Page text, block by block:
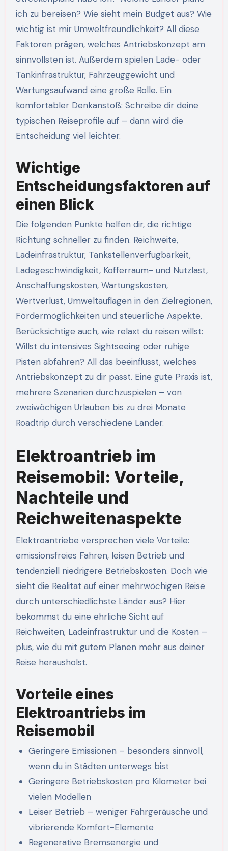
ich zu bereisen? Wie sieht mein Budget aus? Wie
wichtig ist mir Umweltfreundlichkeit? All diese
Faktoren prägen, welches Antriebskonzept am
sinnvollsten ist. Außerdem spielen Lade- oder
Tankinfrastruktur, Fahrzeuggewicht und
Wartungsaufwand eine große Rolle. Ein
komfortabler Denkanstoß: Schreibe dir deine
typischen Reiseprofile auf – dann wird die
Entscheidung viel leichter.
Wichtige
Entscheidungsfaktoren auf
einen Blick
Die folgenden Punkte helfen dir, die richtige
Richtung schneller zu finden. Reichweite,
Ladeinfrastruktur, Tankstellenverfügbarkeit,
Ladegeschwindigkeit, Kofferraum- und Nutzlast,
Anschaffungskosten, Wartungskosten,
Wertverlust, Umweltauflagen in den Zielregionen,
Fördermöglichkeiten und steuerliche Aspekte.
Berücksichtige auch, wie relaxt du reisen willst:
Willst du intensives Sightseeing oder ruhige
Pisten abfahren? All das beeinflusst, welches
Antriebskonzept zu dir passt. Eine gute Praxis ist,
mehrere Szenarien durchzuspielen – von
zweiwöchigen Urlauben bis zu drei Monate
Roadtrip durch verschiedene Länder.
Elektroantrieb im
Reisemobil: Vorteile,
Nachteile und
Reichweitenaspekte
Elektroantriebe versprechen viele Vorteile:
emissionsfreies Fahren, leisen Betrieb und
tendenziell niedrigere Betriebskosten. Doch wie
sieht die Realität auf einer mehrwöchigen Reise
durch unterschiedlichste Länder aus? Hier
bekommst du eine ehrliche Sicht auf
Reichweiten, Ladeinfrastruktur und die Kosten –
plus, wie du mit gutem Planen mehr aus deiner
Reise herausholst.
Vorteile eines
Elektroantriebs im
Reisemobil
Geringere Emissionen – besonders sinnvoll,
wenn du in Städten unterwegs bist
Geringere Betriebskosten pro Kilometer bei
vielen Modellen
Leiser Betrieb – weniger Fahrgeräusche und
vibrierende Komfort-Elemente
Regenerative Bremsenergie und